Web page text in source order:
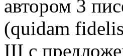
автором 3
(quidam
III с